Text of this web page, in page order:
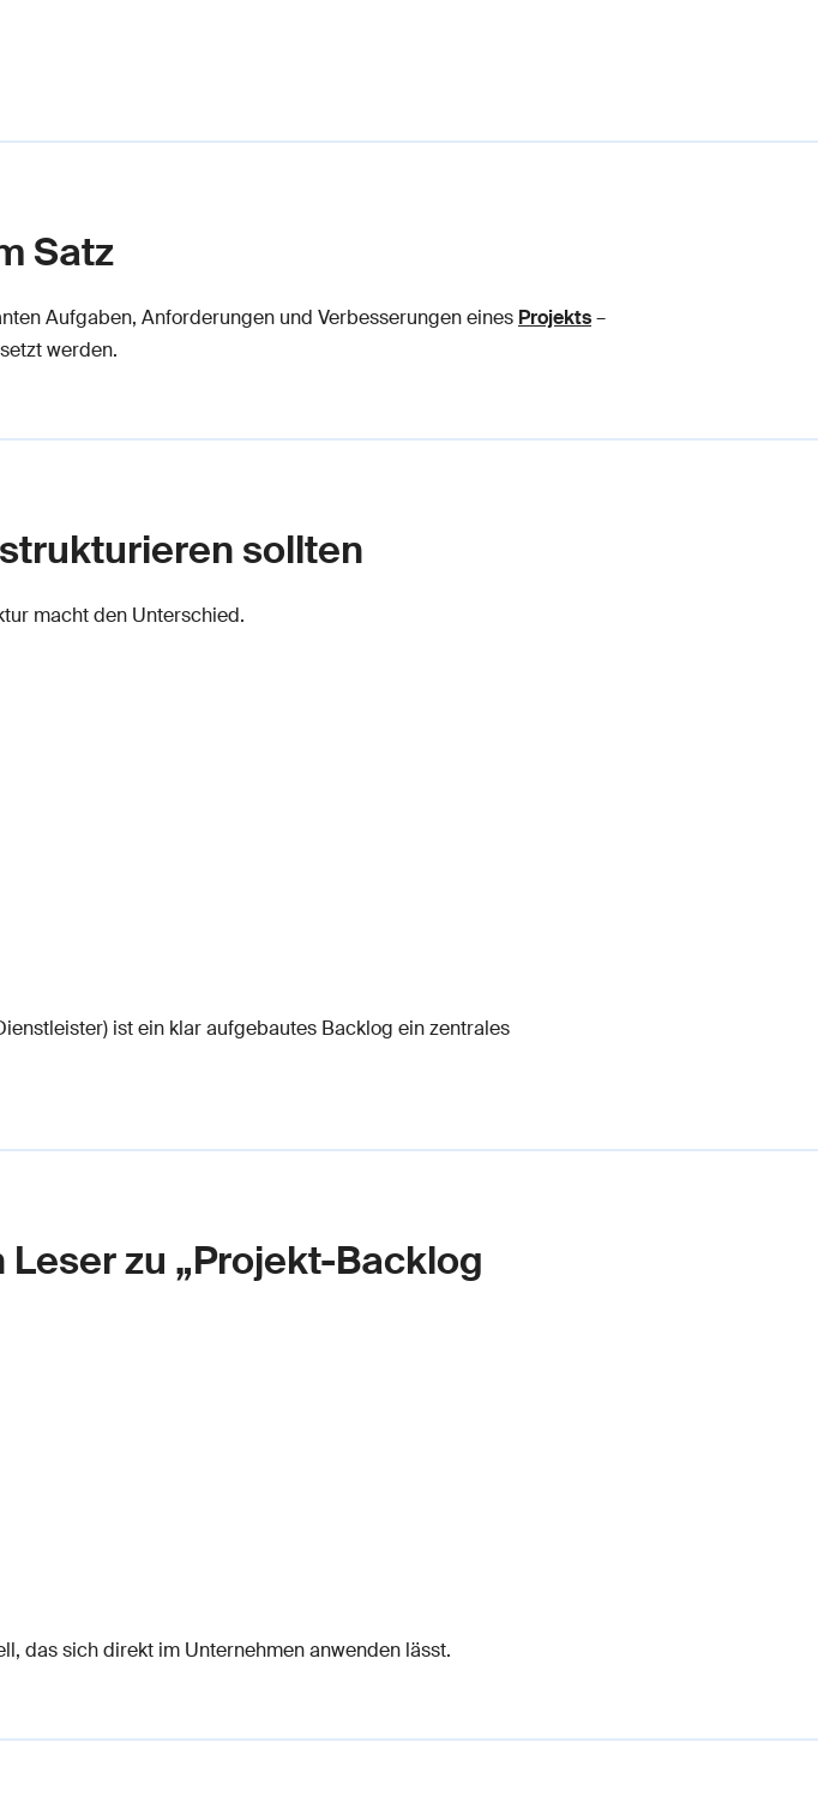
Satz
Aufgaben, Anforderungen und Verbesserungen eines Projekts–
werden.
sollten
macht den Unterschied.
ist ein klar aufgebautes Backlog ein zentrales
zu „Projekt-Backlog
das sich direkt im Unternehmen anwenden lässt.